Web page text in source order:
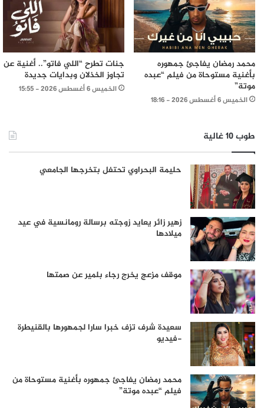
محمد رمضان يفاجئ جمهوره
بأغنية مستوحاة من فيلم “عبده
موتة”
الخميس 6 أغسطس 2026 - 18:16
جنات تطرح “اللي فاتو”.. أغنية عن
تجاوز الخذلان وبدايات جديدة
الخميس 6 أغسطس 2026 - 15:55
طوب 10 غالية
حليمة البحراوي تحتفل بتخرجها الجامعي
زهير زائر يعايد زوجته برسالة رومانسية في عيد
ميلادها
موقف مزعج يخرج رجاء بلمير عن صمتها
سعيدة شرف تزف خبرا سارا لجمهورها بالقنيطرة
-فيديو
محمد رمضان يفاجئ جمهوره بأغنية مستوحاة من
فيلم “عبده موتة”